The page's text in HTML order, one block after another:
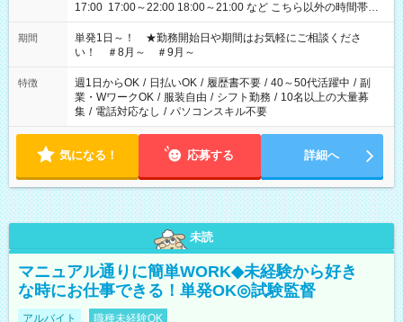
17:00 17:00～22:00 18:00～21:00 など こちら以外の時間帯も
お気軽にご相談ください！
期間
単発1日～！ ★勤務開始日や期間はお気軽にご相談くださ
い！ ＃8月～ ＃9月～
特徴 週1日からOK / 日払いOK / 履歴書不要 / 40～50代活躍中 / 副
業・WワークOK / 服装自由 / シフト勤務 / 10名以上の大量募
集 / 電話対応なし / パソコンスキル不要
気になる！ 応募する 詳細へ
未読
マニュアル通りに簡単WORK◆未経験から好き
な時にお仕事できる！単発OK◎試験監督
アルバイト 職種未経験OK